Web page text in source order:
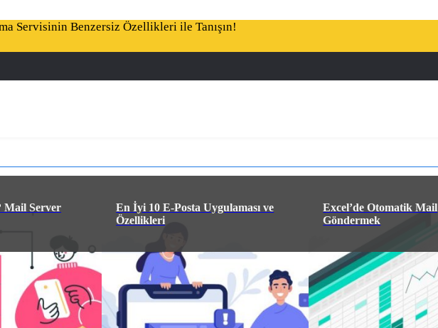
Servisinin Benzersiz Özellikleri ile Tanışın!
ile tanışın
SUNUCU
sunucu çözümleri
Mail Server
En İyi 10 E-Posta Uygulaması ve
Özellikleri
Excel’de Otomatik Mail
Göndermek